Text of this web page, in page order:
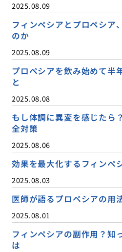
2025.08.09
フィンペシアとプロペシア
のか
2025.08.09
プロペシアを飲み始めて半
と
2025.08.08
もし体調に異変を感じたら
全対策
2025.08.06
効果を最大化するフィンペ
2025.08.03
医師が語るプロペシアの用
2025.08.01
フィンペシアの副作用？知
は